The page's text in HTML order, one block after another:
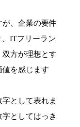
、企業の要件
ITフリーラン
方が理想とす
を感じます
として表れま
としてはっき